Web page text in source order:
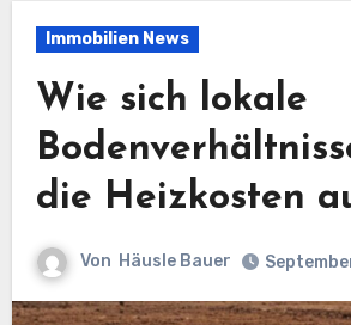
Immobilien News
Wie sich lokale
die Heizkosten
Von Häusle Bauer